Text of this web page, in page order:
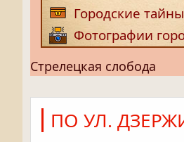
Городские тайны
Фотографии
Стрелецкая слобода
ПО УЛ.